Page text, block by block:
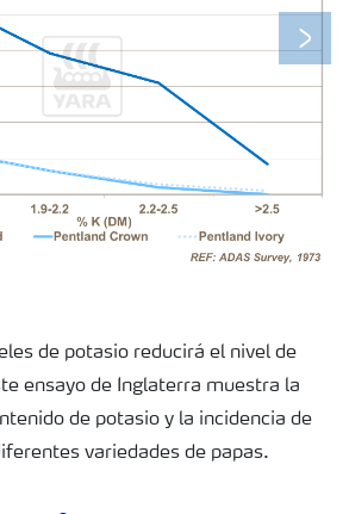
Next
de potasio reducirá el nivel de
ensayo de Inglaterra muestra la
de potasio y la incidencia de
variedades de papas.